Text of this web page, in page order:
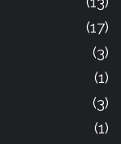
(17)
(3)
(1)
(3)
(1)